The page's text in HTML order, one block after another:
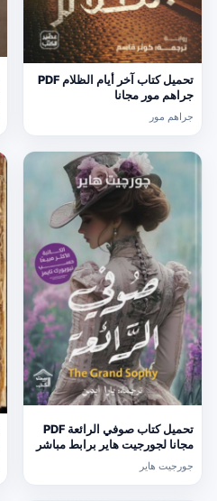
تحميل كتاب آخر أيام الظلام PDF
جراهم مور مجانا
جراهم مور
تحميل كتاب صوفي الرائعة PDF
مجانا لجورجيت هاير برابط مباشر
جورجيت هاير